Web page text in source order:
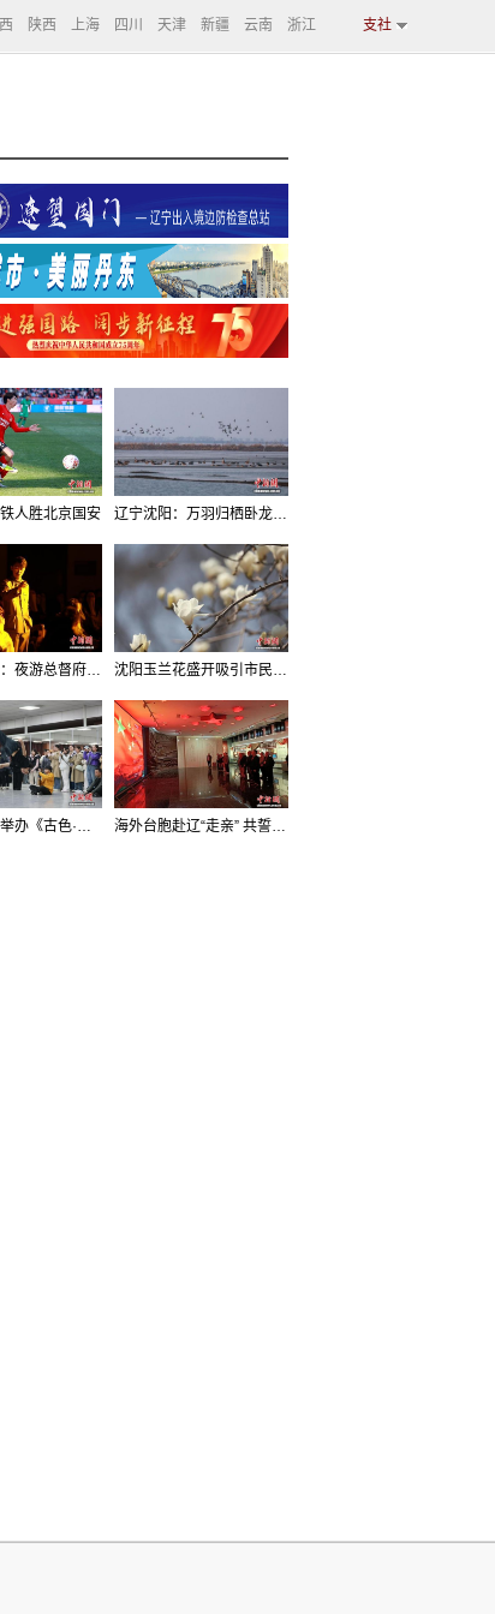
陕西 上海 四川 天津 新疆 云南 浙江 支社
人胜北京国安 辽宁沈阳：万羽归栖卧龙湖看群鸟齐飞
沈阳新玩法：夜游总督府，当一回“赴宴者” 沈阳玉兰花盛开吸引市民打卡
辽宁歌舞团举办《古色·国宝辽宁》排练开放日活动 海外台胞赴辽“走亲” 共誓“和平初心”